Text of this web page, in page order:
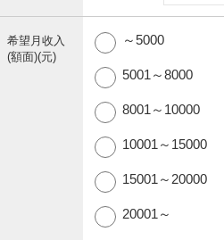
希望月收入
(額面)(元)
～5000
5001～8000
8001～10000
10001～15000
15001～20000
20001～